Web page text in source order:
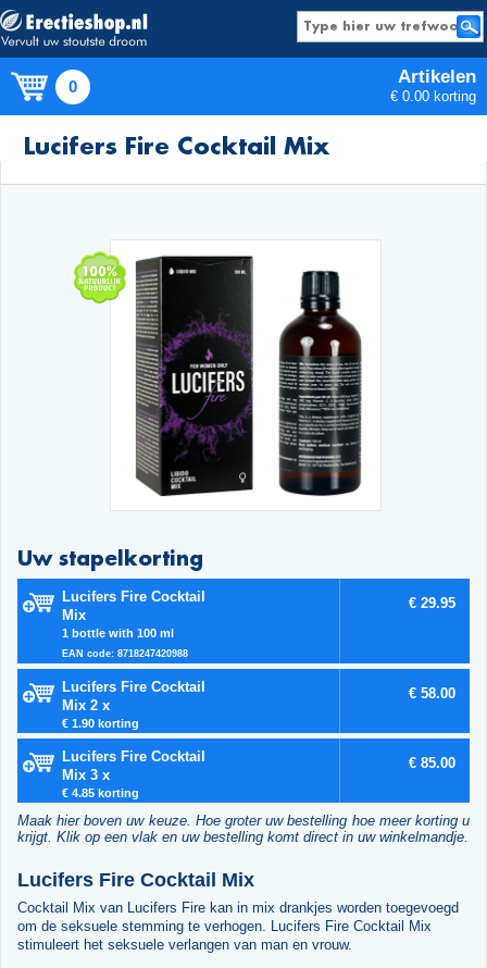
0 Artikelen
€ 0.00 korting
Producten
Lucifers Fire Cocktail Mix
Uw stapelkorting
Lucifers Fire Cocktail
Mix
1 bottle with 100 ml
EAN code: 8718247420988
€ 29.95
Lucifers Fire Cocktail
Mix 2 x
€ 1.90 korting
€ 58.00
Lucifers Fire Cocktail
Mix 3 x
€ 4.85 korting
€ 85.00
Maak hier boven uw keuze. Hoe groter uw bestelling hoe meer korting u
krijgt. Klik op een vlak en uw bestelling komt direct in uw winkelmandje.
Lucifers Fire Cocktail Mix
Cocktail Mix van Lucifers Fire kan in mix drankjes worden toegevoegd
om de seksuele stemming te verhogen. Lucifers Fire Cocktail Mix
stimuleert het seksuele verlangen van man en vrouw.